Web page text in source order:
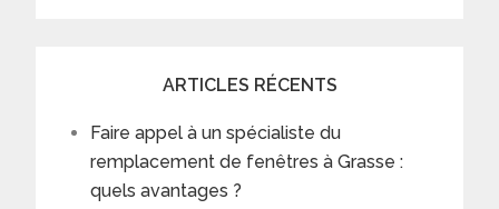
ARTICLES RÉCENTS
Faire appel à un spécialiste du
remplacement de fenêtres à Grasse :
quels avantages ?